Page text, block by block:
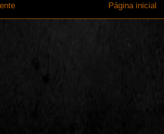
Página inicial